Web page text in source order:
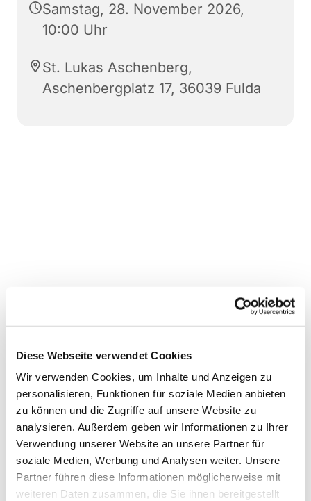
Diese Webseite verwendet Cookies
Wir verwenden Cookies, um Inhalte und Anzeigen zu
personalisieren, Funktionen für soziale Medien anbieten
zu können und die Zugriffe auf unsere Website zu
analysieren. Außerdem geben wir Informationen zu Ihrer
Verwendung unserer Website an unsere Partner für
soziale Medien, Werbung und Analysen weiter. Unsere
Partner führen diese Informationen möglicherweise mit
weiteren Daten zusammen, die Sie ihnen bereitgestellt
Samstag, 28. November 2026,
10:00 Uhr
St. Lukas Aschenberg,
Aschenbergplatz 17, 36039 Fulda
Dies könnte Sie auch
interessieren